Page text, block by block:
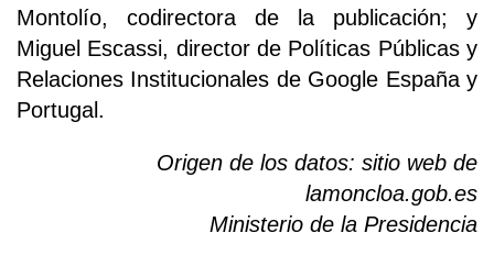
Montolío, codirectora de la publicación; y
Miguel Escassi, director de Políticas Públicas y
Relaciones Institucionales de Google España y
Portugal.
Origen de los datos: sitio web de
lamoncloa.gob.es
Ministerio de la Presidencia